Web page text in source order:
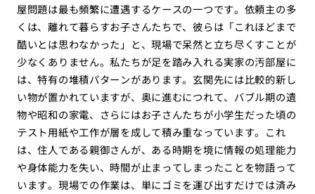
屋問題は最も頻繁に遭遇するケースの一つです。依頼主の多
くは、離れて暮らすお子さんたちで、彼らは「これほどまで
酷いとは思わなかった」と、現場で呆然と立ち尽くすことが
少なくありません。私たちが足を踏み入れる実家の汚部屋に
は、特有の堆積パターンがあります。玄関先には比較的新し
い物が置かれていますが、奥に進むにつれて、バブル期の遺
物や昭和の家電、さらにはお子さんたちが小学生だった頃の
テスト用紙や工作が層を成して積み重なっています。これ
は、住人である親御さんが、ある時期を境に情報の処理能力
や身体能力を失い、時間が止まってしまったことを物語って
います。現場での作業は、単にゴミを運び出すだけでは済み